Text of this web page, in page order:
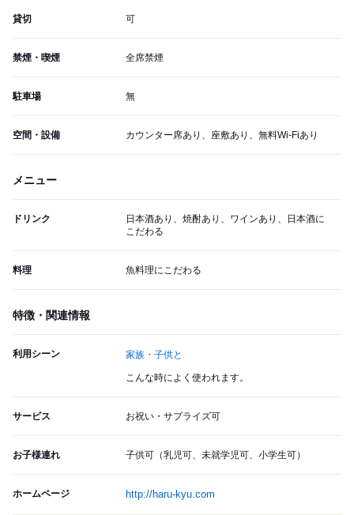
貸切 可
禁煙・喫煙 全席禁煙
駐車場 無
空間・設備 カウンター席あり、座敷あり、無料Wi-Fiあり
メニュー
ドリンク
日本酒あり、焼酎あり、ワインあり、日本酒に
こだわる
料理 魚料理にこだわる
特徴・関連情報
利用シーン 家族・子供と
こんな時によく使われます。
サービス お祝い・サプライズ可
お子様連れ 子供可（乳児可、未就学児可、小学生可）
ホームページ http://haru-kyu.com